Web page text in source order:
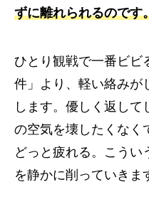
ずに離れられるのです
ひとり観戦で一番ビビ
件」より、軽い絡みが
します。優しく返し
の空気を壊したくなく
どっと疲れる。こうい
を静かに削っていきま